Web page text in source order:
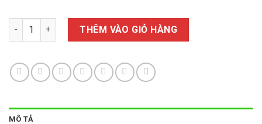
LEGO XẾP HÌNH Size Lớn Cho Khu Vui Chơi số lượng
THÊM VÀO GIỎ HÀNG
MÔ TẢ